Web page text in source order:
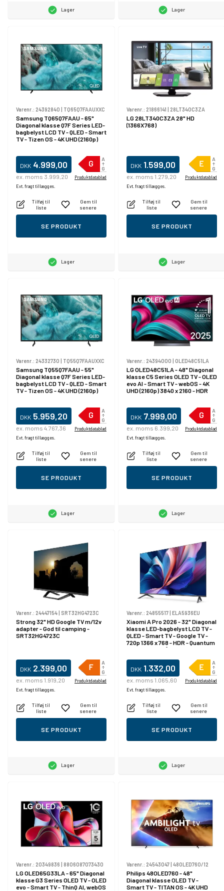
Lager Lager
Varenr.: 24392840 | TQ65Q7FAAUXXC
Samsung TQ65Q7FAAU - 65"
Diagonal klasse Q7F Series LED-
bagbelyst LCD TV - QLED - Smart
TV - Tizen OS - 4K UHD (2160p)
DKK 4.999,00
ex. moms 3.999,20
Evt. fragt tillægges.
Produktdatablad
Tilføj til
liste
Gem til
senere
SE PRODUKT
Lager
Varenr.: 21866141 | 28LT340C3ZA
LG 28LT340C3ZA 28" HD
(1366X768)
DKK 1.599,00
ex. moms 1.279,20
Evt. fragt tillægges.
Produktdatablad
Tilføj til
liste
Gem til
senere
SE PRODUKT
Lager
Varenr.: 24332730 TQ55Q7FAAUXXC
Samsung TQ55Q7FAAU - 55"
Diagonal klasse Q7F Series LED-
bagbelyst LCD TV - QLED - Smart
TV - Tizen OS - 4K UHD (2160p)
DKK 5.959,20
ex. moms 4.767,36
Evt. fragt tillægges.
Produktdatablad
Tilføj til
liste
Gem til
senere
SE PRODUKT
Lager
Varenr.: 24394000 OLED48C51LA
LG OLED48C51LA - 48" Diagonal
klasse C5 Series OLED TV - OLED
evo AI - Smart TV - webOS - 4K
UHD (2160p) 3840 x 2160 - HDR
DKK 7.999,00
ex. moms 6.399,20
Evt. fragt tillægges.
Produktdatablad
Tilføj til
liste
Gem til
senere
SE PRODUKT
Lager
Varenr.: 24447154| SRT32HG4723C
Strong 32" HD Google TV m/12v
adapter - God til camping -
SRT32HG4723C
DKK 2.399,00
ex. moms 1.919,20
Evt. fragt tillægges.
Produktdatablad
Tilføj til
liste
Gem til
senere
SE PRODUKT
Lager
Varenr.: 24855517| ELA5936EU
Xiaomi A Pro 2026 - 32" Diagonal
klasse LED-bagbelyst LCD TV -
QLED - Smart TV - Google TV -
720p 1366 x 768 - HDR - Quantum
Dot - mørkegrå
DKK 1.332,00
ex. moms 1.065,60
Evt. fragt tillægges.
Produktdatablad
Tilføj til
liste
Gem til
senere
SE PRODUKT
Lager
Varenr.: 20349836 8806087073430
LG OLED65G33LA - 65" Diagonal
klasse G3 Series OLED TV - OLED
evo - Smart TV - ThinQ AI, webOS
Varenr.: 24543047 48OLED760/12
Philips 48OLED760 - 48"
Diagonal klasse OLED TV -
Smart TV - TITAN OS - 4K UHD